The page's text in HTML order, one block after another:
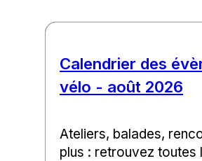
Calendrier des
vélo - août 2026
Ateliers, balades,
plus : retrouvez toutes